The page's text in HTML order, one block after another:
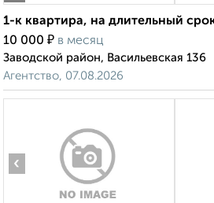
1-к квартира, на длительный
10 000 ₽ в месяц
Заводской район, Васильевская 136
Агентство, 07.08.2026
‹